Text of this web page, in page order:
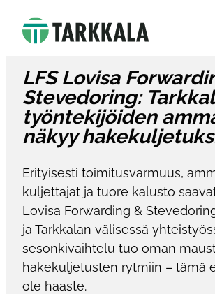
Siirry
suoraan
sisältöön
Tarkkala Oy
LFS Lovisa
Stevedoring:
työntekijöiden
näkyy
Erityisesti toimitusvarmuus,
kuljettajat ja tuore kalusto
Lovisa Forwarding &
ja Tarkkalan välisessä
sesonkivaihtelu tuo oman
hakekuljetusten rytmiin – tämä
ole haaste.